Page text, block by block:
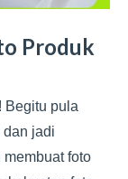
Produk
Begitu pula
jadi
foto